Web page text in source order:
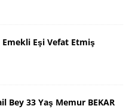
Emekli Eşi Vefat Etmiş
Bey 33 Yaş Memur BEKAR